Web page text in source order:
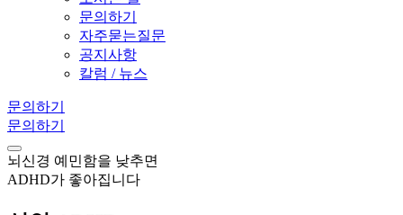
문의하기
자주묻는질문
공지사항
칼럼 / 뉴스
문의하기
문의하기
뇌신경 예민함을 낮추면
ADHD가 좋아집니다